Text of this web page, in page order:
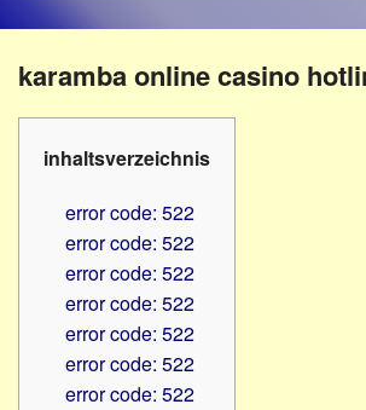
–
Beruf
Hilfsmittel
-
PC
Hörbüchereien
Reha-
Lehrer
Verbände
karamba online casino
inhaltsverzeichnis
error code: 522
error code: 522
error code: 522
error code: 522
error code: 522
error code: 522
error code: 522